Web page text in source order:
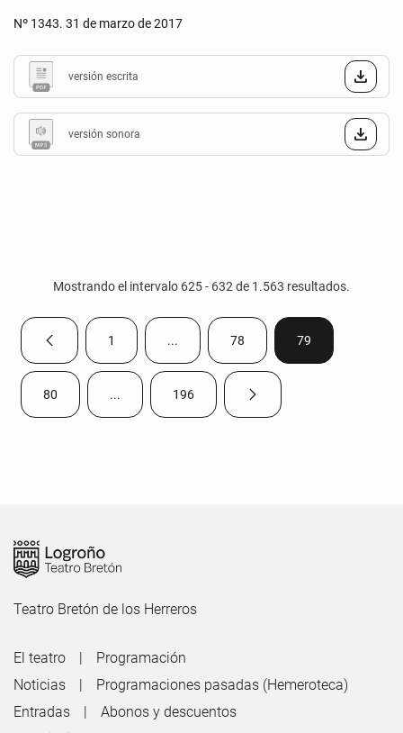
Nº 1343. 31 de marzo de 2017
versión escrita
versión sonora
Mostrando el intervalo 625 - 632 de 1.563 resultados.
Página anteriorPágina
1 ...Páginas intermedias Use TAB para
Página
78 Página
79
Página
80 ...Páginas intermedias Use TAB para desplazarse.
Página
196 Página siguiente
Teatro Bretón de los Herreros
El teatro
Programación
Noticias
Programaciones pasadas (Hemeroteca)
Entradas
Abonos y descuentos